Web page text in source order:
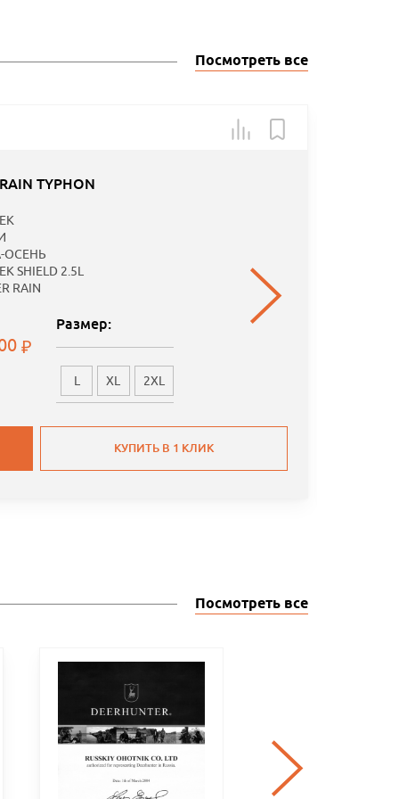
Посмотреть все
TYPHON
ОСЕНЬ
SHIELD 2.5L
RAIN
Размер:
L XL 2XL
КУПИТЬ В 1 КЛИК
Посмотреть все